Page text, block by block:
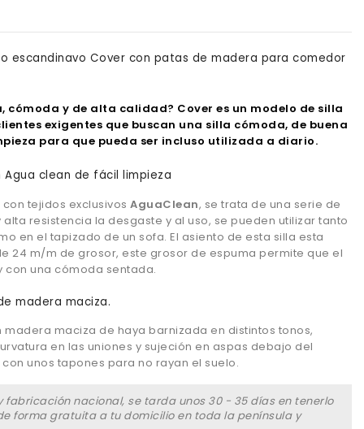
escandinavo Cover con patas de madera para comedor
cómoda y de alta calidad? Cover es un modelo de silla
exigentes que buscan una silla cómoda, de buena
para que pueda ser incluso utilizada a diario.
clean de fácil limpieza
tejidos exclusivos AguaClean, se trata de una serie de
resistencia la desgaste y al uso, se pueden utilizar tanto
en el tapizado de un sofa. El asiento de esta silla esta
24 m/m de grosor, este grosor de espuma permite que el
con una cómoda sentada.
madera maciza.
maciza de haya barnizada en distintos tonos,
en las uniones y sujeción en aspas debajo del
unos tapones para no rayan el suelo.
fabricación nacional, se tarda unos 30 - 35 días en tenerlo
forma gratuita a tu domicilio en toda la península y